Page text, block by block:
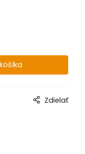
Zdielať